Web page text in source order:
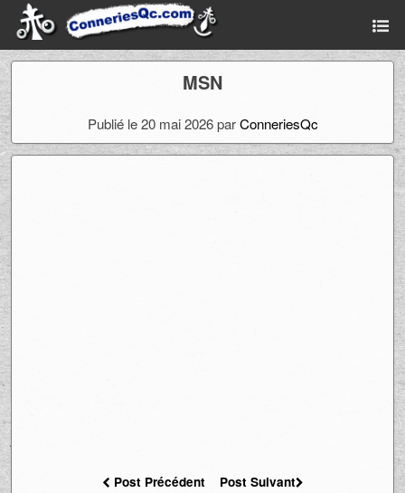
MSN
Publié le 20 mai 2026 parConneriesQc
Post Précédent Post Suivant